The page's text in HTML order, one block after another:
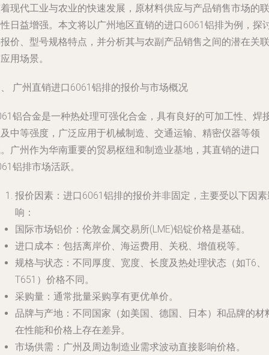
现代工业与农业的快速发展，原材料供应与产品销售市场的联
日益增强。本文将以广州地区直销的进口6061铝排为例，探
价、型号规格特点，并分析其与农副产品销售之间的潜在关联
用场景。
广州直销进口6061铝排的报价与市场概况
铝合金是一种热处理可强化合金，具有良好的可加工性、焊
中等强度，广泛应用于机械制造、交通运输、精密仪器等领
广州作为华南重要的贸易枢纽和制造业基地，其直销的进口
铝排市场活跃。
报价因素 ：进口6061铝排的报价并非固定，主要受以下因
响：
国际市场铝价 ：伦敦金属交易所(LME)铝锭价格是基础。
进口成本 ：包括离岸价、海运费用、关税、增值税等。
规格与状态 ：不同厚度、宽度、长度及热处理状态（如T6、
T651）价格不同。
采购量 ：通常批量采购享有更优单价。
品牌与产地 ：不同国家（如美国、德国、日本）和品牌的材
在性能和价格上存在差异。
市场供需 ：广州及周边制造业需求波动直接影响价格。